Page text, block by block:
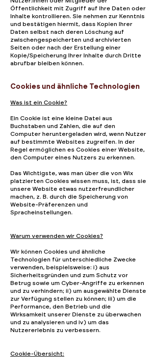
Öffentlichkeit mit Zugriff auf Ihre Daten oder
Inhalte kontrollieren. Sie nehmen zur Kenntnis
und bestätigen hiermit, dass Kopien Ihrer
Daten selbst nach deren Löschung auf
zwischengespeicherten und archivierten
Seiten oder nach der Erstellung einer
Kopie/Speicherung Ihrer Inhalte durch Dritte
abrufbar bleiben können.
Cookies und ähnliche Technologien
Was ist ein Cookie?
Ein Cookie ist eine kleine Datei aus
Buchstaben und Zahlen, die auf den
Computer heruntergeladen wird, wenn Nutzer
auf bestimmte Websites zugreifen. In der
Regel ermöglichen es Cookies einer Website,
den Computer eines Nutzers zu erkennen.
Das Wichtigste, was man über die von Wix
platzierten Cookies wissen muss, ist, dass sie
unsere Website etwas nutzerfreundlicher
machen, z. B. durch die Speicherung von
Website-Präferenzen und
Spracheinstellungen.
Warum verwenden wir Cookies?
Wir können Cookies und ähnliche
Technologien für unterschiedliche Zwecke
verwenden, beispielsweise: i) aus
Sicherheitsgründen und zum Schutz vor
Betrug sowie um Cyber-Angriffe zu erkennen
und zu verhindern; ii) um ausgewählte Dienste
zur Verfügung stellen zu können; iii) um die
Performance, den Betrieb und die
Wirksamkeit unserer Dienste zu überwachen
und zu analysieren und iv) um das
Nutzererlebnis zu verbessern.
Cookie-Übersicht: